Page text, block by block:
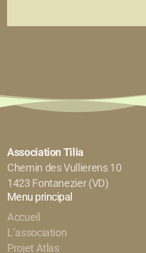
Association Tilia
Chemin des Vullierens 10
1423 Fontanezier (VD)
Menu principal
Accueil
L’association
Projet Atlas